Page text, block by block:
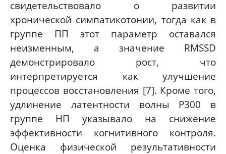
свидетельствовало о развитии
хронической симпатикотонии, тогда как в
группе ПП этот параметр оставался
неизменным, а значение RMSSD
демонстрировало рост, что
интерпретируется как улучшение
процессов восстановления [7]. Кроме того,
удлинение латентности волны P300 в
группе НП указывало на снижение
эффективности когнитивного контроля.
Оценка физической результативности